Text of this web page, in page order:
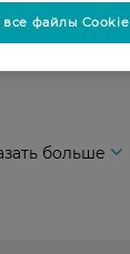
больше
все файлы Cookie